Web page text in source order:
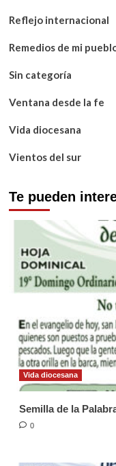
Reflejo internacional
Remedios de mi
Sin categoría
Ventana desde la fe
Vida diocesana
Vientos del sur
Te pueden
Vida diocesana
Semilla de la
0